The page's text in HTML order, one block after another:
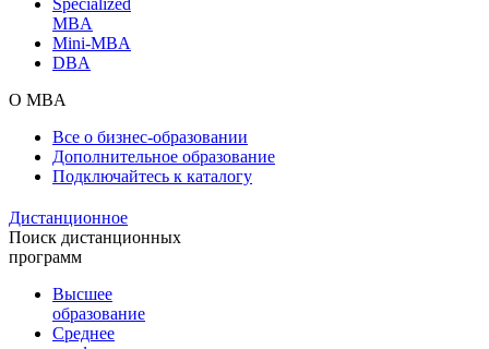
MBA
Mini-MBA
DBA
О MBA
Все о бизнес-образовании
Дополнительное образование
Подключайтесь к каталогу
Дистанционное
Поиск дистанционных
программ
Высшее
образование
Среднее